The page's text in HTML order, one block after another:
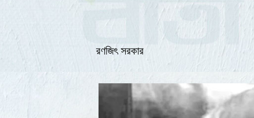
অক্ষরবার্তা - একটি কিশোর বার্তা উদ্যোগ...
রণজিৎ সরকার